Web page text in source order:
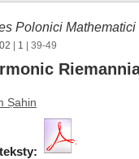
Polonici Mathematici
1 | 39-49
Ṣahin